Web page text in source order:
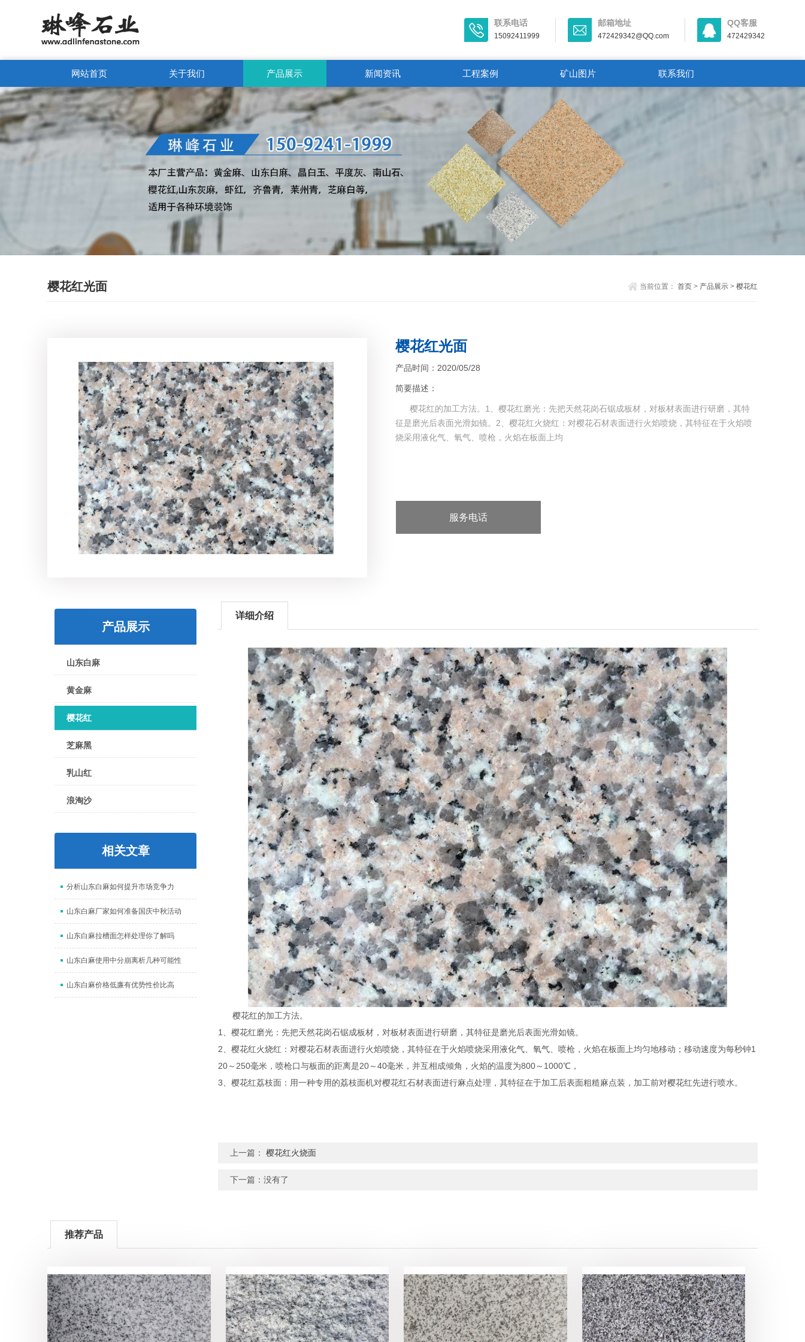
联系电话
15092411999
邮箱地址
472429342@QQ.com
QQ客服
472429342
网站首页 关于我们 产品展示 新闻资讯 工程案例 矿山图片 联系我们
樱花红光面 当前位置： 首页> 产品展示> 樱花红
樱花红光面
产品时间：2020/05/28
简要描述：
樱花红的加工方法。1、樱花红磨光：先把天然花岗石锯成板材，对板材表面进行研磨，其特
征是磨光后表面光滑如镜。2、樱花红火烧红：对樱花石材表面进行火焰喷烧，其特征在于火焰喷
烧采用液化气、氧气、喷枪，火焰在板面上均
服务电话
产品展示
山东白麻
黄金麻
樱花红
芝麻黑
乳山红
浪淘沙
相关文章
分析山东白麻如何提升市场竞争力
山东白麻厂家如何准备国庆中秋活动
山东白麻拉槽面怎样处理你了解吗
山东白麻使用中分崩离析几种可能性
山东白麻价格低廉有优势性价比高
详细介绍
樱花红的加工方法。
1、樱花红磨光：先把天然花岗石锯成板材，对板材表面进行研磨，其特征是磨光后表面光滑如镜。
2、樱花红火烧红：对樱花石材表面进行火焰喷烧，其特征在于火焰喷烧采用液化气、氧气、喷枪，火焰在板面上均匀地移动；移动速度为每秒钟1
20～250毫米，喷枪口与板面的距离是20～40毫米，并互相成倾角，火焰的温度为800～1000℃，
3、樱花红荔枝面：用一种专用的荔枝面机对樱花红石材表面进行麻点处理，其特征在于加工后表面粗糙麻点装，加工前对樱花红先进行喷水。
上一篇： 樱花红火烧面
下一篇：没有了
推荐产品